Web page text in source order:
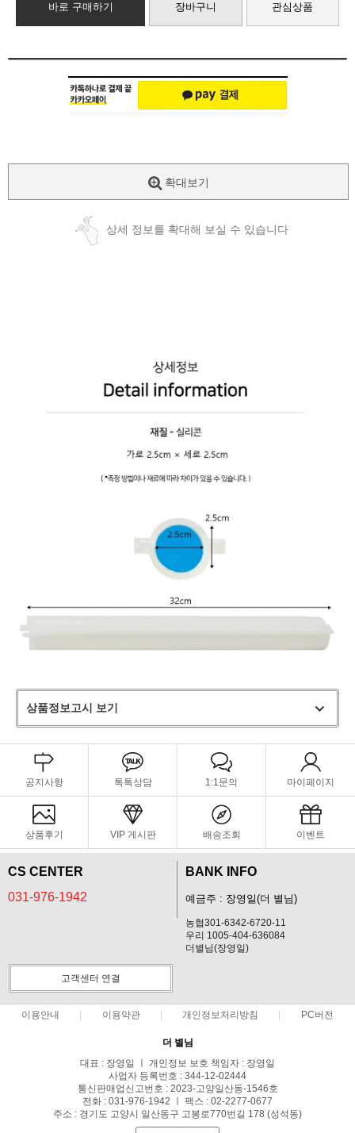
바로 구매하기 장바구니 관심상품
확대보기
상세 정보를 확대해 보실 수 있습니다
상품정보고시 보기
공지사항 톡톡상담 1:1문의 마이페이지
상품후기 VIP 게시판 배송조회 이벤트
CS CENTER
031-976-1942
BANK INFO
예금주 : 장영일(더 별님)
농협301-6342-6720-11
우리 1005-404-636084
더별님(장영일)
고객센터 연결
이용안내 이용약관 개인정보처리방침 PC버전
더 별님
대표 : 장영일 ㅣ 개인정보 보호 책임자 : 장영일
사업자 등록번호 : 344-12-02444
통신판매업신고번호 : 2023-고양일산동-1546호
전화 : 031-976-1942 ㅣ 팩스 : 02-2277-0677
주소 : 경기도 고양시 일산동구 고봉로770번길 178 (성석동)